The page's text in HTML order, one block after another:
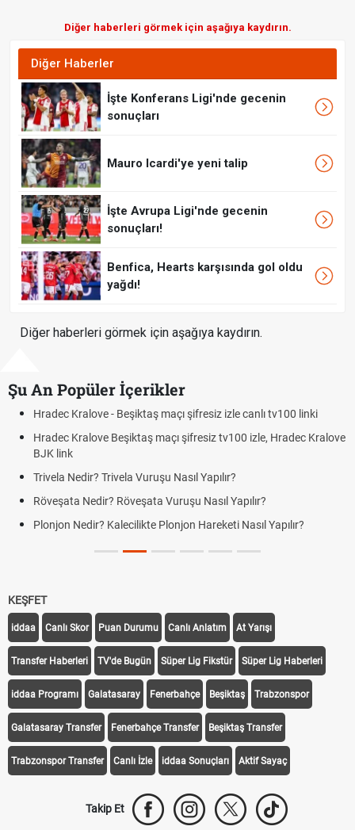
Diğer haberleri görmek için aşağıya kaydırın.
Diğer Haberler
İşte Konferans Ligi'nde gecenin
sonuçları
Mauro Icardi'ye yeni talip
İşte Avrupa Ligi'nde gecenin
sonuçları!
Benfica, Hearts karşısında gol oldu
yağdı!
Diğer haberleri görmek için aşağıya kaydırın.
Şu An Popüler İçerikler
Hradec Kralove - Beşiktaş maçı şifresiz izle canlı tv100 linki
Hradec Kralove Beşiktaş maçı şifresiz tv100 izle, Hradec Kralove
BJK link
Trivela Nedir? Trivela Vuruşu Nasıl Yapılır?
Röveşata Nedir? Röveşata Vuruşu Nasıl Yapılır?
Plonjon Nedir? Kalecilikte Plonjon Hareketi Nasıl Yapılır?
KEŞFET
iddaa Canlı Skor Puan Durumu Canlı Anlatım At Yarışı
Transfer Haberleri TV'de Bugün Süper Lig Fikstür Süper Lig Haberleri
iddaa Programı Galatasaray Fenerbahçe Beşiktaş Trabzonspor
Galatasaray Transfer Fenerbahçe Transfer Beşiktaş Transfer
Trabzonspor Transfer Canlı İzle iddaa Sonuçları Aktif Sayaç
Takip Et